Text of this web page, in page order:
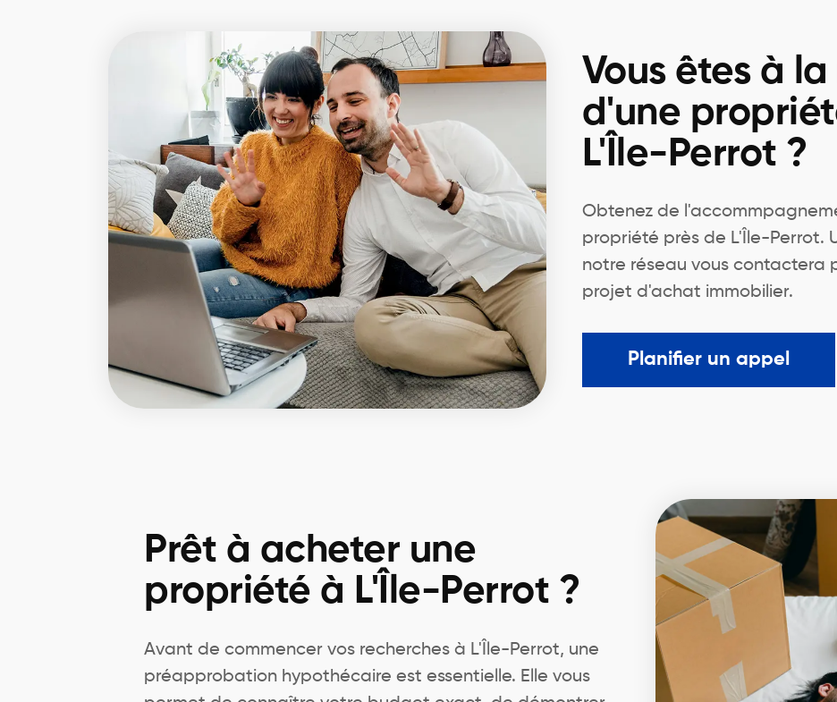
Vous êtes à
d'une
L'Île-Perrot ?
Obtenez de
propriété près de L'Île-Perrot.
notre réseau vous contactera
projet d'achat immobilier.
Planifier un appel
Prêt à acheter une
propriété à L'Île-Perrot ?
Avant de commencer vos recherches à L'Île-Perrot, une
préapprobation hypothécaire est essentielle. Elle vous